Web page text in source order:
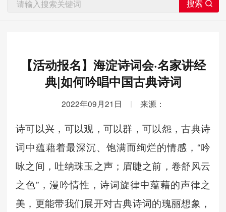
【活动报名】海淀诗词会·名家讲经
典|如何吟唱中国古典诗词
2022年09月21日 | 来源：
诗可以兴，可以观，可以群，可以怨，古典诗
词中蕴藉着最深沉、饱满而绚烂的情感，“吟
咏之间，吐纳珠玉之声；眉睫之前，卷舒风云
之色”，漫吟情性，诗词旋律中蕴藉的声律之
美，更能带我们展开对古典诗词的瑰丽想象，